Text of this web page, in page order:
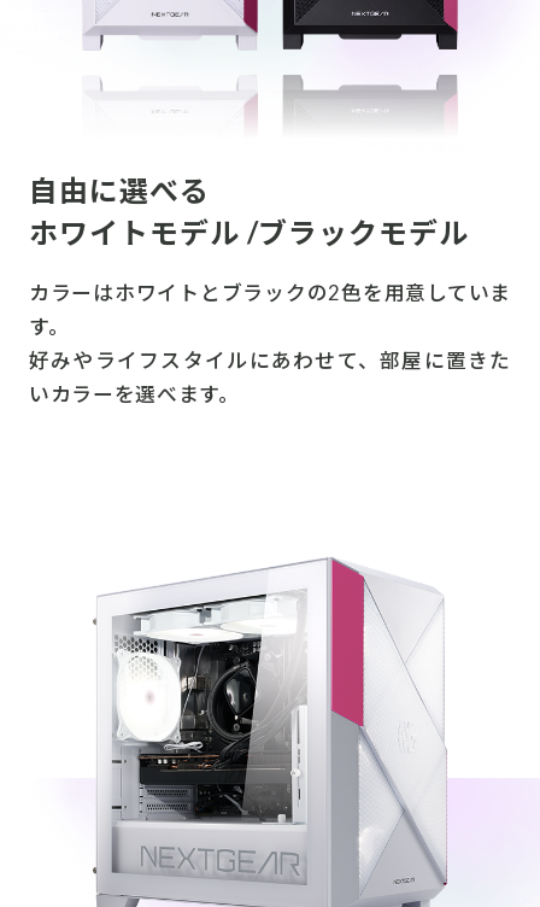
自由に選べる
ホワイトモデル /ブラックモデル
カラーはホワイトとブラックの2色を用意していま
す。
好みやライフスタイルにあわせて、部屋に置きた
いカラーを選べます。